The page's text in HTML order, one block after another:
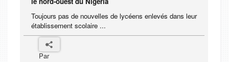
Toujours pas de nouvelles de lycéens enlevés dans leur
établissement scolaire ...
Par